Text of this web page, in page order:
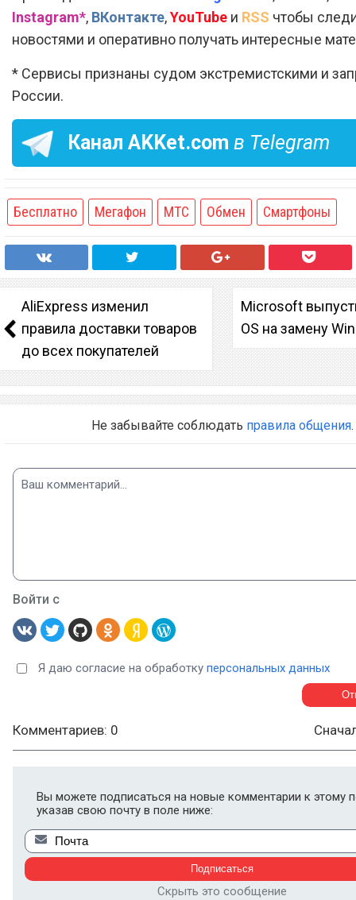
Instagram*, ВКонтакте,YouTube и RSS чтобы
новостями и оперативно получать интересные
* Сервисы признаны судом экстремистскими и
России.
Канал AKKet.com в Telegram
Бесплатно Мегафон МТС Обмен Смартфоны
AliExpress изменил
правила доставки товаров
до всех покупателей
Microsoft
OS на замену
Не забывайте соблюдать правила общения.
Войти с
Я даю согласие на обработку персональных данных
Комментариев: 0
Вы можете подписаться на новые комментарии к этому
указав свою почту в поле ниже:
Скрыть это сообщение